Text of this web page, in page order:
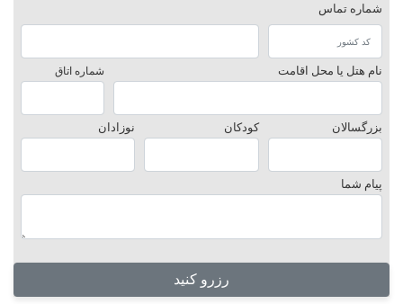
شماره تماس
نام هتل یا محل اقامت شماره اتاق
بزرگسالان کودکان نوزادان
پیام شما
رزرو کنید